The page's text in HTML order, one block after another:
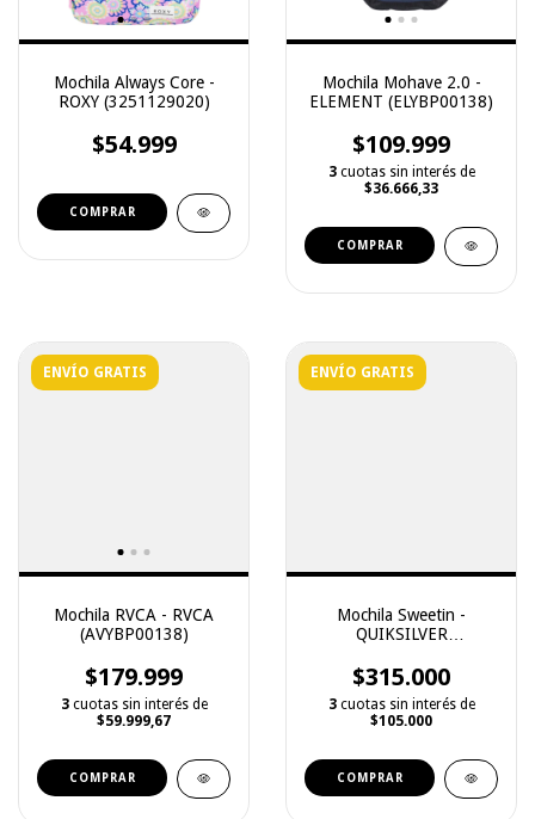
Mochila Always Core -
ROXY (3251129020)
$54.999
COMPRAR
Mochila Mohave 2.0 -
ELEMENT (ELYBP00138)
$109.999
3 cuotas sin interés de
$36.666,33
COMPRAR
ENVÍO GRATIS
Mochila RVCA - RVCA
(AVYBP00138)
$179.999
3 cuotas sin interés de
$59.999,67
COMPRAR
ENVÍO GRATIS
Mochila Sweetin -
QUIKSILVER
$315.000
3 cuotas sin interés de
$105.000
COMPRAR